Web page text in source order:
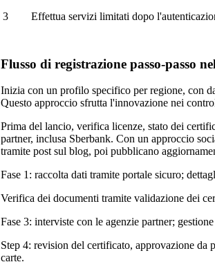
3 Effettua servizi limitati dopo
Flusso di registrazione passo-passo
Inizia con un profilo specifico per regione, con
Questo approccio sfrutta l'innovazione nei
Prima del lancio, verifica licenze, stato dei
partner, inclusa Sberbank. Con un approccio
tramite post sul blog, poi pubblicano
Fase 1: raccolta dati tramite portale sicuro;
Verifica dei documenti tramite validazione dei
Fase 3: interviste con le agenzie partner;
Step 4: revision del certificato, approvazione da
carte.